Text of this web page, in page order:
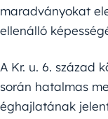
maradványokat
ellenálló
A Kr. u. 6. század
során hatalmas
éghajlatának